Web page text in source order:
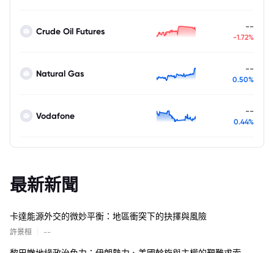
Crude Oil Futures --
-1.72%
Natural Gas --
0.50%
Vodafone --
0.44%
最新新聞
卡達能源外交的微妙平衡：地區衝突下的抉擇與風險
許景桓 --